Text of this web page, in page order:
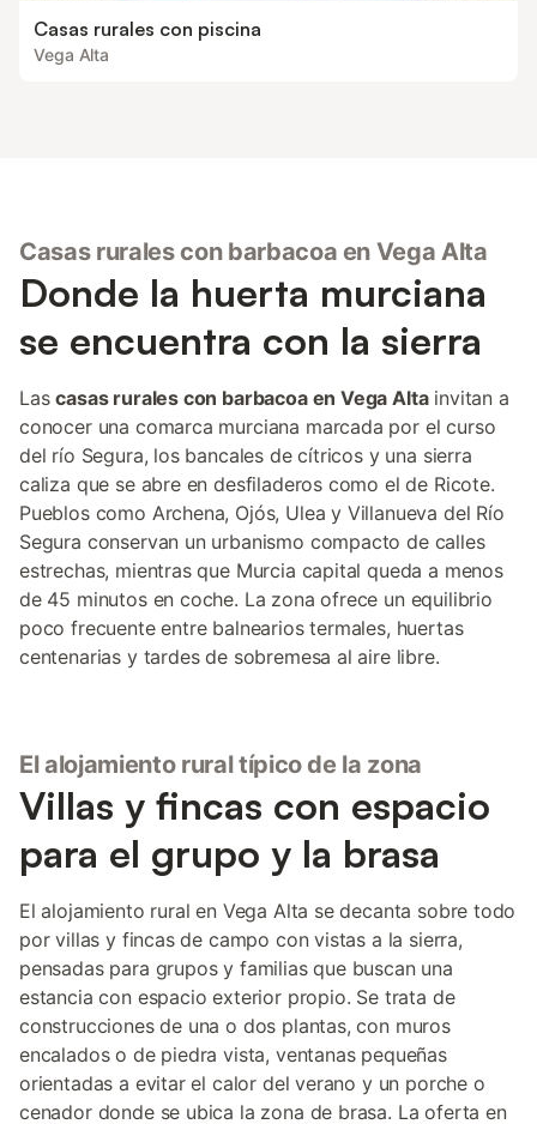
Casas rurales con piscina
Vega Alta
Casas rurales con barbacoa en Vega Alta
Donde la huerta murciana
se encuentra con la sierra
Lascasas rurales con barbacoa en Vega Altainvitan a
conocer una comarca murciana marcada por el curso
del río Segura, los bancales de cítricos y una sierra
caliza que se abre en desfiladeros como el de Ricote.
Pueblos como Archena, Ojós, Ulea y Villanueva del Río
Segura conservan un urbanismo compacto de calles
estrechas, mientras que Murcia capital queda a menos
de 45 minutos en coche. La zona ofrece un equilibrio
poco frecuente entre balnearios termales, huertas
centenarias y tardes de sobremesa al aire libre.
El alojamiento rural típico de la zona
Villas y fincas con espacio
para el grupo y la brasa
El alojamiento rural en Vega Alta se decanta sobre todo
por villas y fincas de campo con vistas a la sierra,
pensadas para grupos y familias que buscan una
estancia con espacio exterior propio. Se trata de
construcciones de una o dos plantas, con muros
encalados o de piedra vista, ventanas pequeñas
orientadas a evitar el calor del verano y un porche o
cenador donde se ubica la zona de brasa. La oferta en